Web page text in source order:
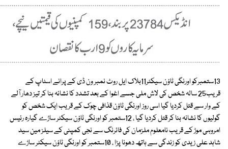
13ستمبرکو اورنگی ٹاؤن سیکٹر11بلاک ایل روٹ نمبر ون ڈی کے پرانے اسٹاپ کے
قریب25 سالہ شخص کی لاش ملی جسے اغوا کے بعد تشدد کا نشانہ بنا کر تیز دھار آلے
کے وار سے قتل کردیا گیا اسی روز اورنگی ٹاؤن قذافی چوک کے قریب ایک شخص کو
گولیوں کا نشانہ بنا کر قتل کردیا گیا ، 12ستمبر کو اورنگی ٹاؤن سیکٹر ساڑے گیارہ رئیس
امروہی موڑ کے قریب نامعلوم ملزمان کی فائرنگ سے نجی کمپنی کے سیلز مین سید
شاہد علی زیدی کو زندگی سے ہاتھ دھونا پڑا ، 10ستمبر کو اورنگی ٹاؤن سیکٹر ساڑے